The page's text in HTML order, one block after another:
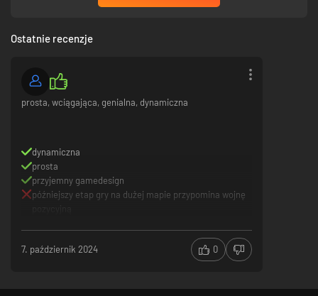
Ostatnie recenzje
prosta, wciągająca, genialna, dynamiczna
dynamiczna
prosta
przyjemny gamedesign
późniejszy etap gry na dużej mapie przypomina wojnę
7. październik 2024 0